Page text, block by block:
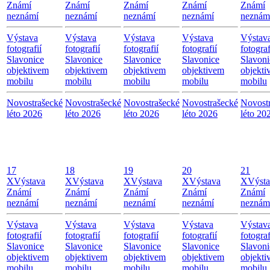
Známí
neznámí
Výstava
fotografií
Slavonice
objektivem
mobilu
Novostrašecké
léto 2026
Známí
neznámí
Výstava
fotografií
Slavonice
objektivem
mobilu
Novostrašecké
léto 2026
Známí
neznámí
Výstava
fotografií
Slavonice
objektivem
mobilu
Novostrašecké
léto 2026
Známí
neznámí
Výstava
fotografií
Slavonice
objektivem
mobilu
Novostrašecké
léto 2026
Známí
mobilu
léto
17
XVýstava
Známí
neznámí
Výstava
fotografií
Slavonice
objektivem
18
XVýstava
Známí
neznámí
Výstava
fotografií
Slavonice
objektivem
19
XVýstava
Známí
neznámí
Výstava
fotografií
Slavonice
objektivem
20
XVýstava
Známí
neznámí
Výstava
fotografií
Slavonice
objektivem
21
X
Známí